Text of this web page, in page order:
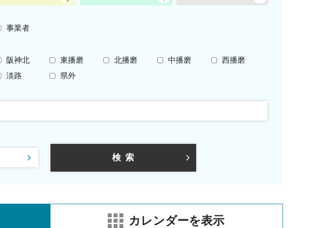
事業者
阪神北 東播磨 北播磨 中播磨
西播磨
淡路 県外
カレンダーを表示